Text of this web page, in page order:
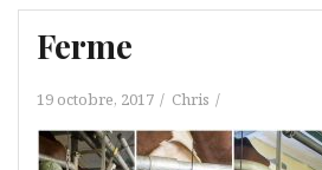
Ferme
19 octobre, 2017 Chris